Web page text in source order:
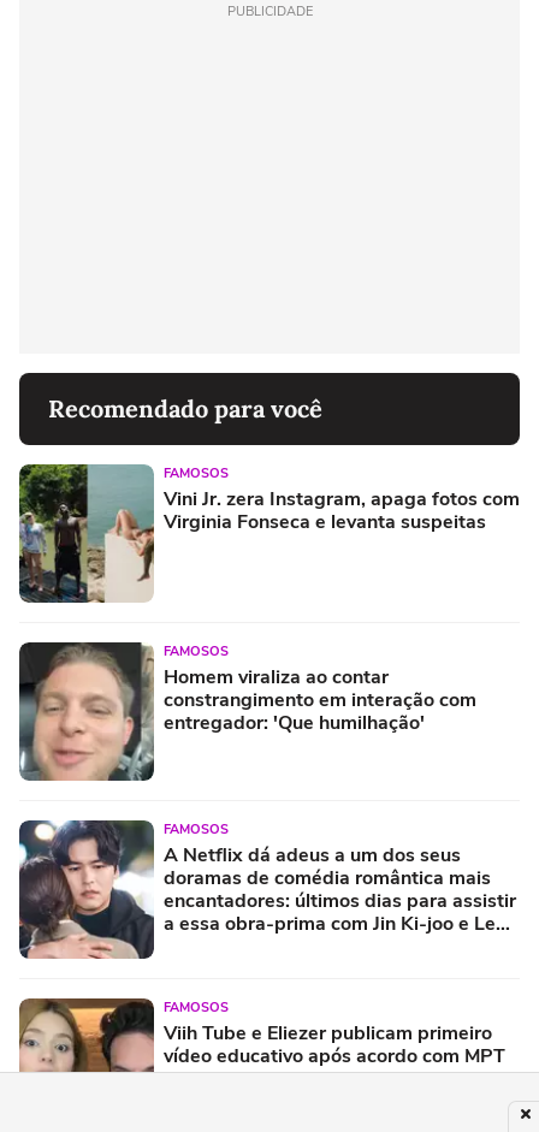
PUBLICIDADE
Recomendado para você
FAMOSOS
Vini Jr. zera Instagram, apaga fotos com
Virginia Fonseca e levanta suspeitas
FAMOSOS
Homem viraliza ao contar
constrangimento em interação com
entregador: 'Que humilhação'
FAMOSOS
A Netflix dá adeus a um dos seus
doramas de comédia romântica mais
encantadores: últimos dias para assistir
a essa obra-prima com Jin Ki-joo e Lee
FAMOSOS
Viih Tube e Eliezer publicam primeiro
vídeo educativo após acordo com MPT